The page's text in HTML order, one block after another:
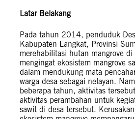
Latar Belakang
Pada tahun 2014, penduduk
Kabupaten Langkat, Provinsi
merehabilitasi hutan mangrove di
mengingat ekosistem mangrove
dalam mendukung mata
warga desa sebagai nelayan.
beberapa tahun, aktivitas
aktivitas perambahan untuk
sawit di desa tersebut.